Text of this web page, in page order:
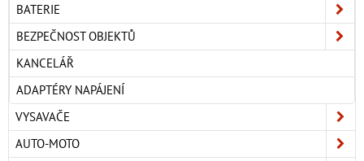
BATERIE
BEZPEČNOST OBJEKTŮ
KANCELÁŘ
ADAPTÉRY NAPÁJENÍ
VYSAVAČE
AUTO-MOTO